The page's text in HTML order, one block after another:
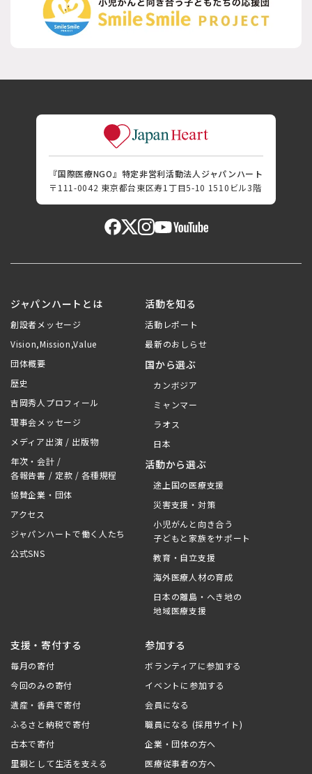
『国際医療NGO』特定非営利活動法人ジャパンハート
〒111-0042 東京都台東区寿1丁目5-10 1510ビル3階
ジャパンハートとは
創設者メッセージ
Vision,Mission,Value
団体概要
歴史
吉岡秀人プロフィール
理事会メッセージ
メディア出演 / 出版物
年次・会計 /
各報告書 / 定款 / 各種規程
協賛企業・団体
アクセス
ジャパンハートで働く人たち
公式SNS
活動を知る
活動レポート
最新のおしらせ
国から選ぶ
カンボジア
ミャンマー
ラオス
日本
活動から選ぶ
途上国の医療支援
災害支援・対策
小児がんと向き合う
子どもと家族をサポート
教育・自立支援
海外医療人材の育成
日本の離島・へき地の
地域医療支援
支援・寄付する
毎月の寄付
今回のみの寄付
遺産・香典で寄付
ふるさと納税で寄付
古本で寄付
里親として生活を支える
参加する
ボランティアに参加する
イベントに参加する
会員になる
職員になる (採用サイト)
企業・団体の方へ
医療従事者の方へ